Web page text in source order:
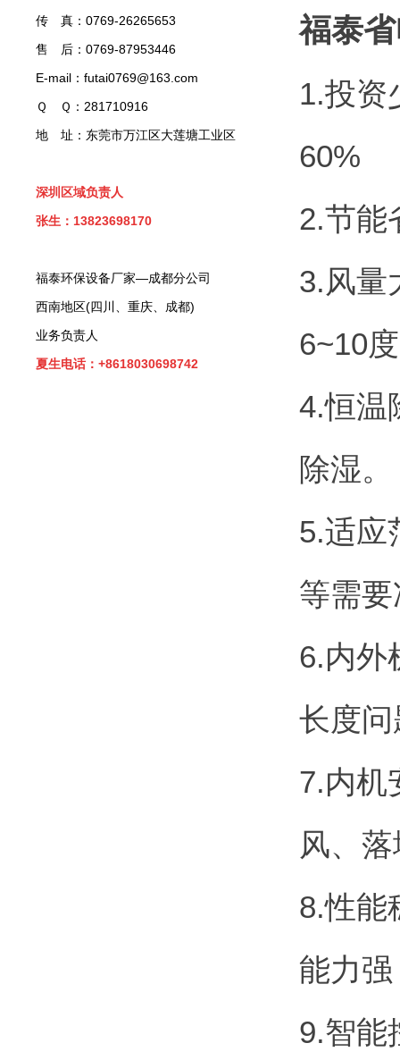
传 真：0769-26265653
售 后：0769-87953446
E-mail：futai0769@163.com
Ｑ Ｑ：281710916
地 址：东莞市万江区大莲塘工业区
深圳区域负责人
张生：13823698170
福泰环保设备厂家—成都分公司
西南地区(四川、重庆、成都)
业务负责人
夏生电话：+8618030698742
福泰
1.投资
60%
2.节能
3.风量
6~10
4.恒温
除湿。
5.适应
等需
6.内外
长度
7.内机
风、
8.性能
能力
9.智能